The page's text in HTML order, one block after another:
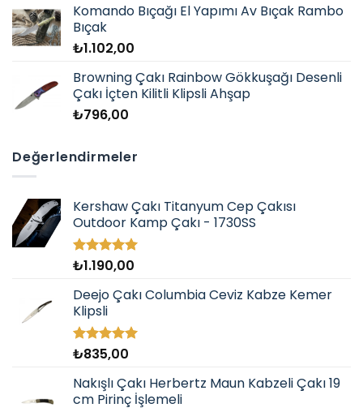
Komando Bıçağı El Yapımı Av Bıçak Rambo
Bıçak
₺1.102,00
Browning Çakı Rainbow Gökkuşağı Desenli
Çakı İçten Kilitli Klipsli Ahşap
₺796,00
Değerlendirmeler
Kershaw Çakı Titanyum Cep Çakısı
Outdoor Kamp Çakı - 1730SS
5 üzerinden
aldı
₺1.190,00
Deejo Çakı Columbia Ceviz Kabze Kemer
Klipsli
5 üzerinden
aldı
₺835,00
Nakışlı Çakı Herbertz Maun Kabzeli Çakı 19
cm Pirinç İşlemeli